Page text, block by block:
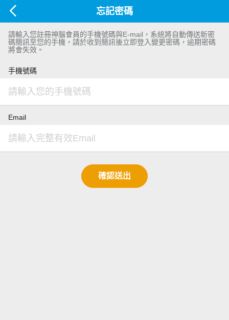
忘記密碼
請輸入您註冊神腦會員的手機號碼與E-mail，系統將自動傳送新密
碼簡訊至您的手機，請於收到簡訊後立即登入變更密碼，逾期密碼
將會失效。
手機號碼
Email
確認送出